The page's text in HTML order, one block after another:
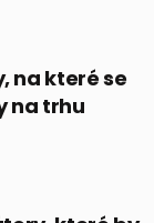
na které se
na trhu